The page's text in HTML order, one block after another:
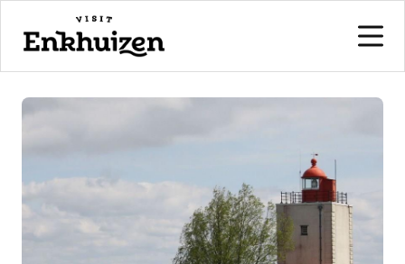
naar de inhoud